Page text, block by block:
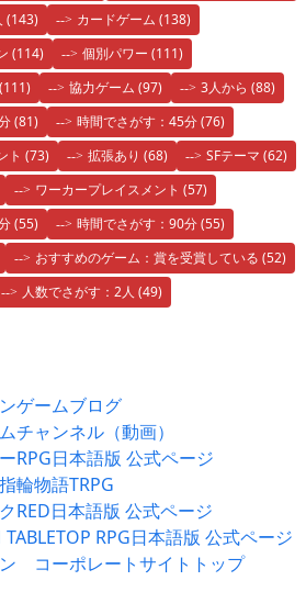
(143) カードゲーム (138)
(114) 個別パワー (111)
(111) 協力ゲーム (97) 3人から (88)
(81) 時間でさがす：45分(76)
ト (73) 拡張あり (68) SFテーマ (62)
ワーカープレイスメント (57)
(55) 時間でさがす：90分(55)
おすすめのゲーム：賞を受賞している (52)
人数でさがす：2人 (49)
ゲームブログ
チャンネル（動画）
RPG日本語版 公式ページ
輪物語TRPG
RED日本語版 公式ページ
RPG日本語版 公式ページ
コーポレートサイトトップ